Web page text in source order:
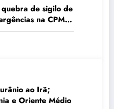
de sigilo de
na CPMI
ao Irã;
e Oriente Médio